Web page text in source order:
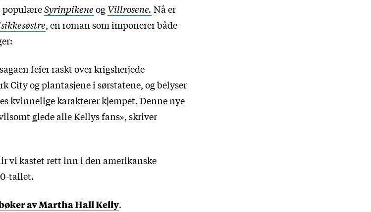
populæreSyrinpikeneogVillrosene. Nå er
, en roman som imponerer både
feier raskt over krigsherjede
City og plantasjene i sørstatene, og belyser
kvinnelige karakterer kjempet. Denne nye
glede alle Kellys fans», skriver
vi kastet rett inn i den amerikanske
tallet.
av Martha Hall Kelly.